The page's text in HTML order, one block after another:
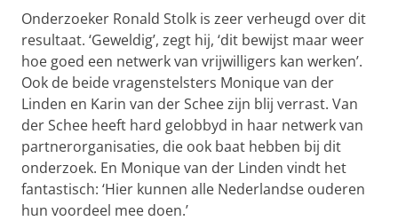
Onderzoeker Ronald Stolk is zeer verheugd over dit
resultaat. ‘Geweldig’, zegt hij, ‘dit bewijst maar weer
hoe goed een netwerk van vrijwilligers kan werken’.
Ook de beide vragenstelsters Monique van der
Linden en Karin van der Schee zijn blij verrast. Van
der Schee heeft hard gelobbyd in haar netwerk van
partnerorganisaties, die ook baat hebben bij dit
onderzoek. En Monique van der Linden vindt het
fantastisch: ‘Hier kunnen alle Nederlandse ouderen
hun voordeel mee doen.’